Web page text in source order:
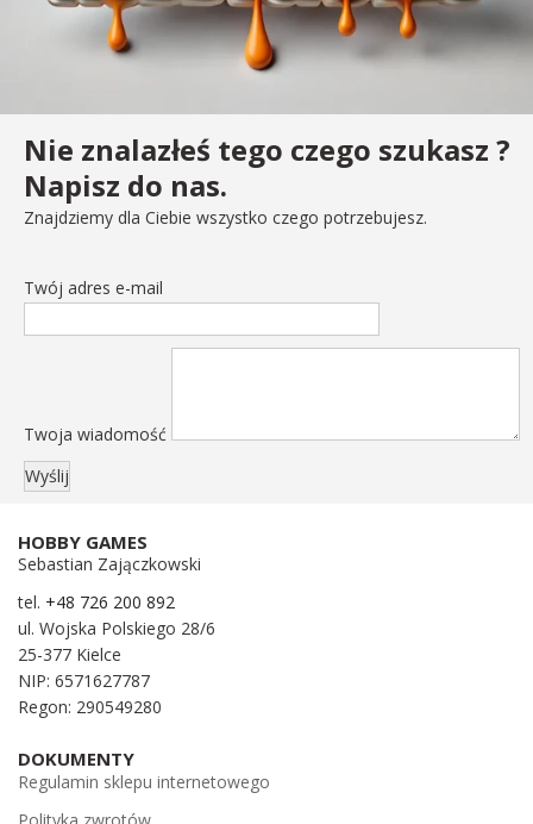
Nie znalazłeś tego czego szukasz ?
Napisz do nas.
Znajdziemy dla Ciebie wszystko czego potrzebujesz.
Twój adres e-mail
Twoja wiadomość
HOBBY GAMES
Sebastian Zajączkowski
tel. +48 726 200 892
ul. Wojska Polskiego 28/6
25-377 Kielce
NIP: 6571627787
Regon: 290549280
DOKUMENTY
Regulamin sklepu internetowego